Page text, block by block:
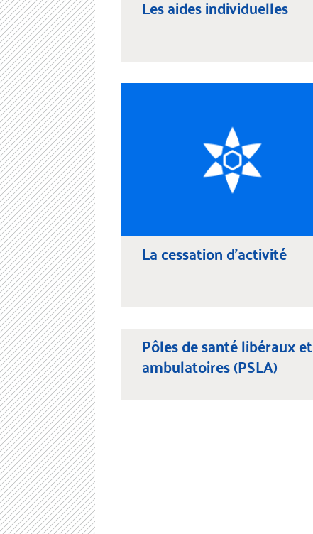
Les aides individuelles
La cessation d’activité
Pôles de santé libéraux et
ambulatoires (PSLA)